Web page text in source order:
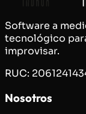
Software a
tecnológico
improvisar.
RUC:
Nosotros